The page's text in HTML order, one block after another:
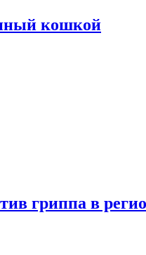
кошкой
гриппа в